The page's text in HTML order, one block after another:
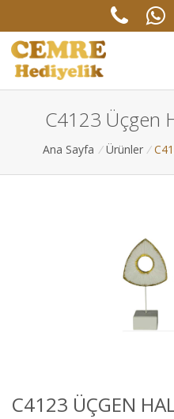
C4123 Üçgen
Ana Sayfa / Ürünler /
C4123 ÜÇGEN